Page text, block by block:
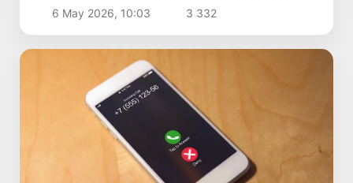
6 Мау 2026, 10:03 3 332